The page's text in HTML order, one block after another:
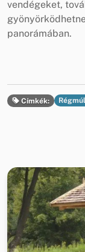
vendégeket,
panorámában.
Címkék: